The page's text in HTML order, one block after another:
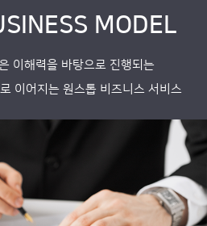
MODEL
이해력을 바탕으로 진행되는
이어지는 원스톱 비즈니스 서비스